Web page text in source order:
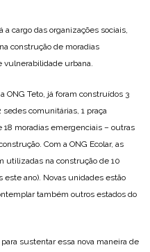
a cargo das organizações sociais,
construção de moradias
urbana.
ONG Teto, já foram construídos 3
comunitárias, 1 praça
18 moradias emergenciais – outras
Com a ONG Ecolar, as
utilizadas na construção de 10
este ano). Novas unidades estão
também outros estados do
para sustentar essa nova maneira de